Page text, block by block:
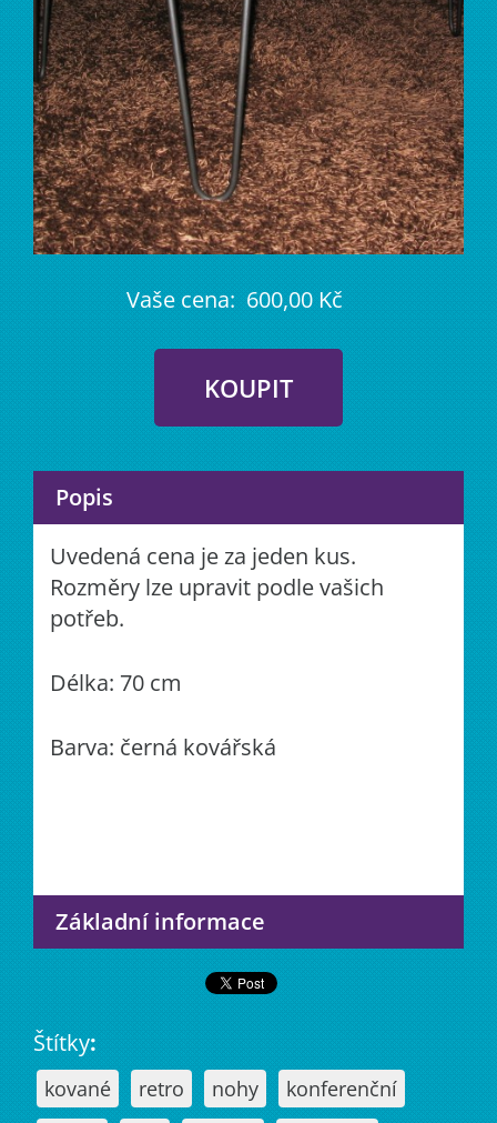
Vaše cena: 600,00 Kč
Popis
Uvedená cena je za jeden kus.
Rozměry lze upravit podle vašich
potřeb.
Délka: 70 cm
Barva: černá kovářská
Základní informace
Štítky:
kované retro nohy
konferenční